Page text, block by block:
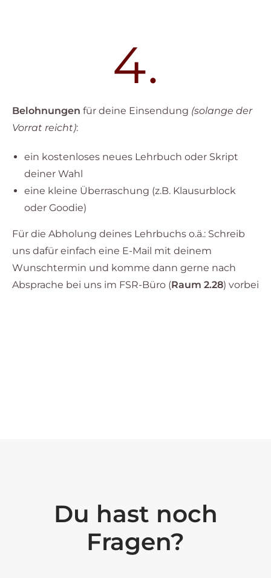
4.
Belohnungen für deine Einsendung (solange der
Vorrat reicht):
ein kostenloses neues Lehrbuch oder Skript
deiner Wahl
eine kleine Überraschung (z.B. Klausurblock
oder Goodie)
Für die Abholung deines Lehrbuchs o.ä.: Schreib
uns dafür einfach eine E-Mail mit deinem
Wunschtermin und komme dann gerne nach
Absprache bei uns im FSR-Büro (Raum 2.28) vorbei
Du hast noch
Fragen?